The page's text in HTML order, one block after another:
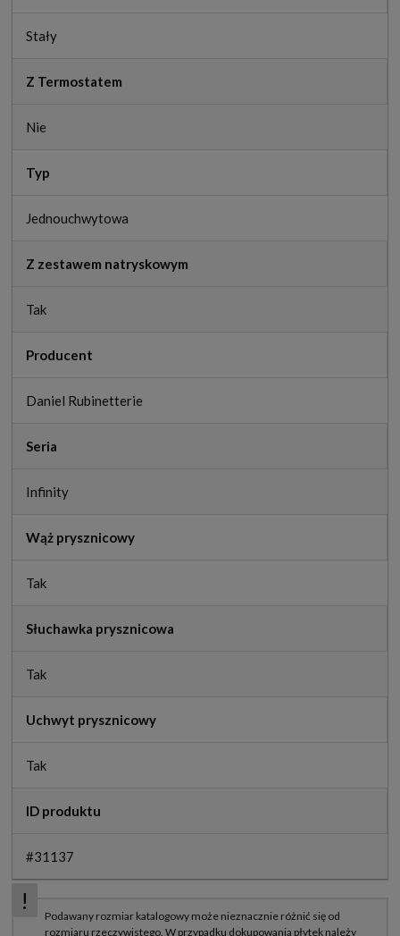
Stały
Z Termostatem
Nie
Typ
Jednouchwytowa
Z zestawem natryskowym
Tak
Producent
Daniel Rubinetterie
Seria
Infinity
Wąż prysznicowy
Tak
Słuchawka prysznicowa
Tak
Uchwyt prysznicowy
Tak
ID produktu
#31137